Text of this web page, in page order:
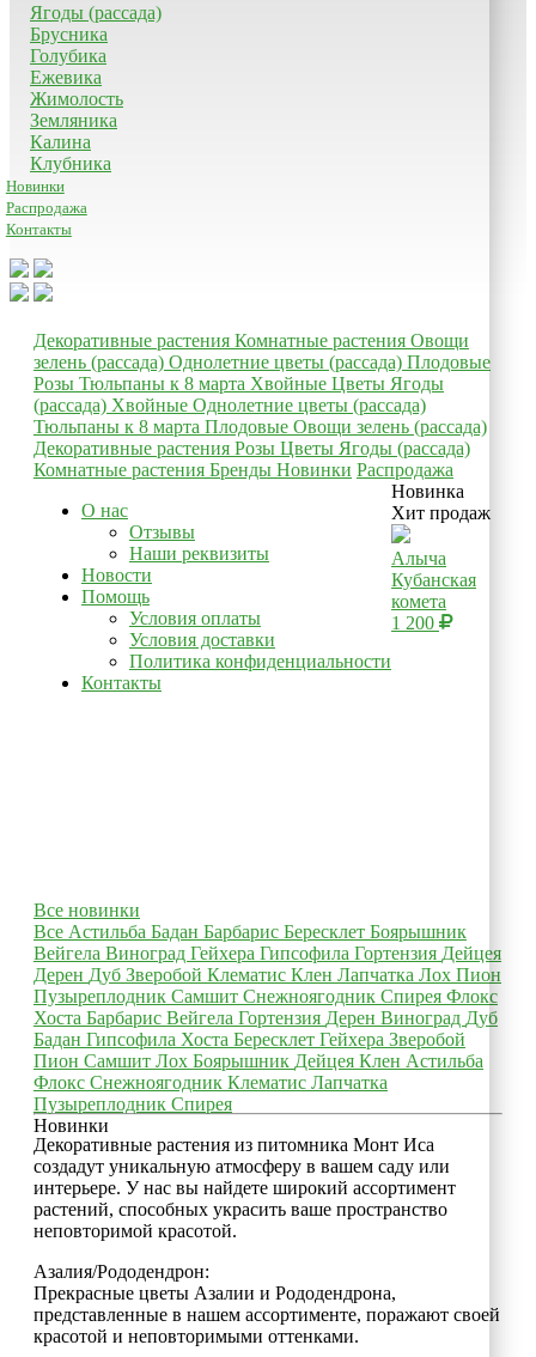
Ягоды (рассада)
Брусника
Голубика
Ежевика
Жимолость
Земляника
Калина
Клубника
Новинки
Распродажа
Контакты
Декоративные растения Комнатные растения Овощи
зелень (рассада) Однолетние цветы (рассада) Плодовые
Розы Тюльпаны к 8 марта Хвойные Цветы Ягоды
(рассада) Хвойные Однолетние цветы (рассада)
Тюльпаны к 8 марта Плодовые Овощи зелень (рассада)
Декоративные растения Розы Цветы Ягоды (рассада)
Комнатные растения Бренды Новинки Распродажа
О нас
Отзывы
Наши реквизиты
Новости
Помощь
Условия оплаты
Условия доставки
Политика конфиденциальности
Контакты
Новинка
Хит продаж
Алыча
Кубанская
комета
1 200
Все новинки
Все Астильба Бадан Барбарис Бересклет Боярышник
Вейгела Виноград Гейхера Гипсофила Гортензия Дейцея
Дерен Дуб Зверобой Клематис Клен Лапчатка Лох Пион
Пузыреплодник Самшит Снежноягодник Спирея Флокс
Хоста Барбарис Вейгела Гортензия Дерен Виноград Дуб
Бадан Гипсофила Хоста Бересклет Гейхера Зверобой
Пион Самшит Лох Боярышник Дейцея Клен Астильба
Флокс Снежноягодник Клематис Лапчатка
Пузыреплодник Спирея
Новинки
Декоративные растения из питомника Монт Иса
создадут уникальную атмосферу в вашем саду или
интерьере. У нас вы найдете широкий ассортимент
растений, способных украсить ваше пространство
неповторимой красотой.
Азалия/Рододендрон:
Прекрасные цветы Азалии и Рододендрона,
представленные в нашем ассортименте, поражают своей
красотой и неповторимыми оттенками.